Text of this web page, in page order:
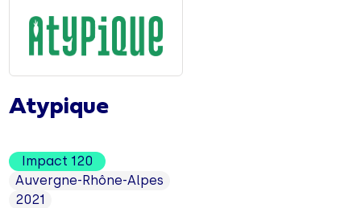
Atypique
Impact 120
Auvergne-Rhône-Alpes
2021